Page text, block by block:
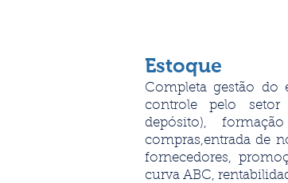
Estoque
Completa gestão do
controle pelo
depósito),
compras,entrada de
fornecedores,
curva ABC,